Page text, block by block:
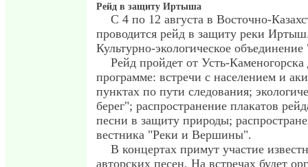
Рейд в защиту Иртыша
С 4 по 12 августа в Восточно-
проводится рейд в защиту реки
Культурно-экологическое
Рейд пройдет от Усть-
программе: встречи с населением и
пунктах по пути следования;
берег"; распространение плакатов
песни в защиту природы;
вестника "Реки и Вершины".
В концертах примут участие
авторских песен. На встречах будет